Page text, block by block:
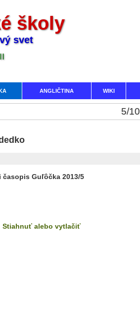
školy
svet
ANGLIČTINA WIKI
5/10
časopis Guľôčka 2013/5
Stiahnuť alebo vytlačiť